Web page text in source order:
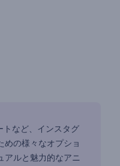
など、インスタグ
の様々なオプショ
アルと魅力的なアニ